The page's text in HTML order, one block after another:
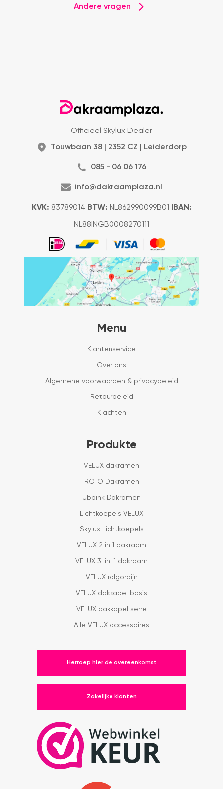
Andere vragen
Officieel Skylux Dealer
Touwbaan 38 | 2352 CZ | Leiderdorp
085 - 06 06 176
info@dakraamplaza.nl
KVK: 83789014 BTW: NL862990099B01 IBAN:
NL88INGB0008270111
Menu
Klantenservice
Over ons
Algemene voorwaarden & privacybeleid
Retourbeleid
Klachten
Produkte
VELUX dakramen
ROTO Dakramen
Ubbink Dakramen
Lichtkoepels VELUX
Skylux Lichtkoepels
VELUX 2 in 1 dakraam
VELUX 3-in-1 dakraam
VELUX rolgordijn
VELUX dakkapel basis
VELUX dakkapel serre
Alle VELUX accessoires
Herroep hier de overeenkomst
Zakelijke klanten